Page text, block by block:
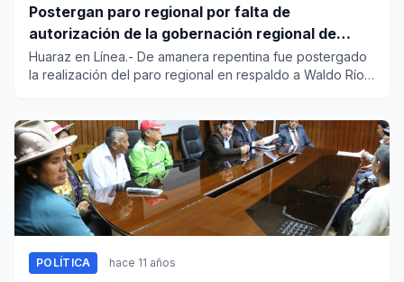
Postergan paro regional por falta de
autorización de la gobernación regional de
Ancash
Huaraz en Línea.- De amanera repentina fue postergado
la realización del paro regional en respaldo a Waldo Ríos
POLÍTICA hace 11 años